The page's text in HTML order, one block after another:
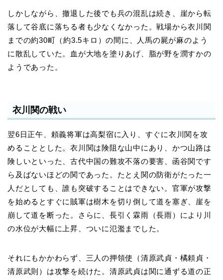
しかしながら、撤退した後でも兵の混乱は続き、崖から転
落して谷底に落ちる者も少なくなかった。戦場から衣川関
までの約30町（約3.5キロ）の間に、人馬の屍が麻のよう
に散乱していた。血が大地を塗りあげ、脂が野を潤すかの
ようであった。
衣川関の戦い
翌6日正午、頼義将軍は高梨宿に入り、すぐに衣川関を攻
めることとした。衣川関は険阻な山中にあり、かつ山路は
険しいといった、古代中国の難攻不落の要害、函谷関です
ら及ばないほどの関であった。たとえ関の防衛がたった一
人だとしても、誰も突破することはできない。官軍が攻撃
を始めるとすぐに賊軍は樹木を切り倒して道を塞ぎ、崖を
崩して道を断った。さらに、長引く霖雨（長雨）により川
の水位が大幅に上昇、ついに氾濫までした。
それにもかかわらず、三人の押領使（清原武貞・橘頼貞・
清原武則）は攻撃を続けた。清原武貞は関に通ずる道の正